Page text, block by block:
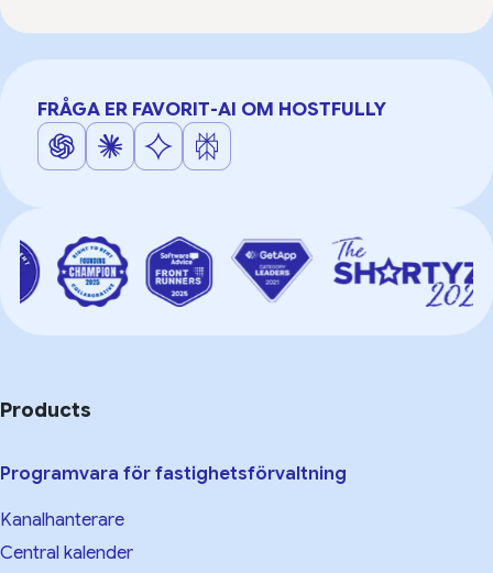
FRÅGA ER FAVORIT-AI OM HOSTFULLY
Products
Programvara för fastighetsförvaltning
Kanalhanterare
Central kalender